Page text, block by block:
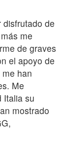
de
me
de graves
el apoyo de
han
Me
Italia su
mostrado